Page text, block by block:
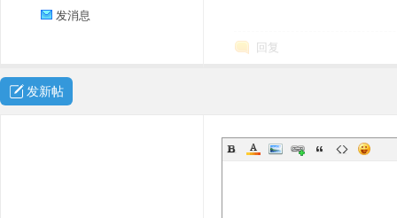
发消息
回复
发新帖